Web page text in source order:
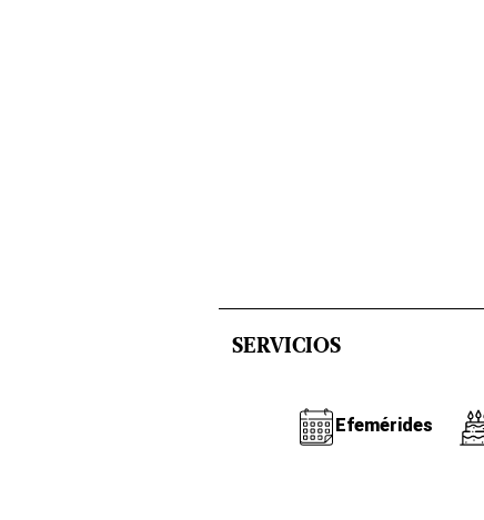
SERVICIOS
Efemérides